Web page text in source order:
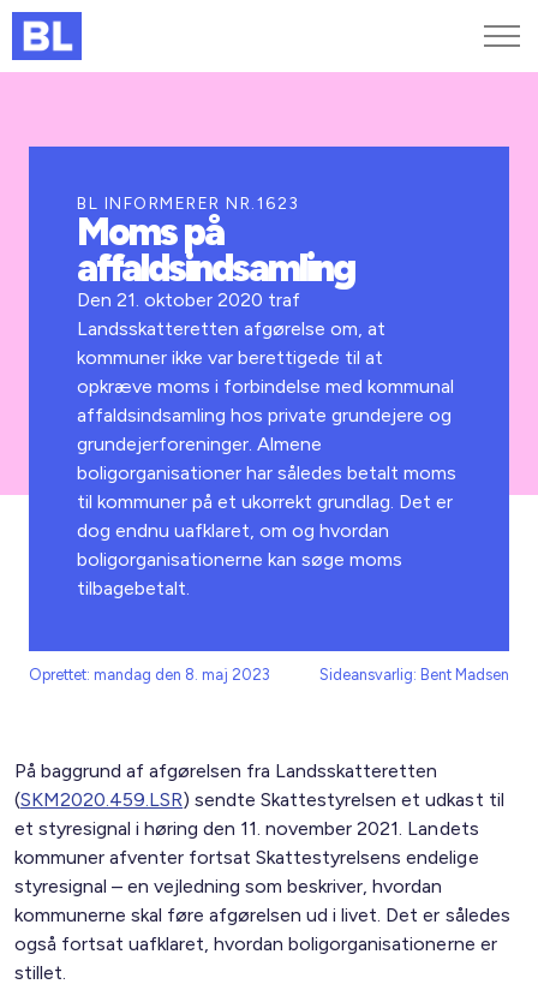
Kurser og arrangementer
Jobportalen
BL INFORMERER NR.1623
Moms på
affaldsindsamling
Den 21. oktober 2020 traf
Landsskatteretten afgørelse om, at
kommuner ikke var berettigede til at
opkræve moms i forbindelse med kommunal
affaldsindsamling hos private grundejere og
grundejerforeninger. Almene
boligorganisationer har således betalt moms
til kommuner på et ukorrekt grundlag. Det er
dog endnu uafklaret, om og hvordan
boligorganisationerne kan søge moms
tilbagebetalt.
Oprettet: mandag den 8. maj 2023 Sideansvarlig: Bent Madsen
På baggrund af afgørelsen fra Landsskatteretten
(SKM2020.459.LSR) sendte Skattestyrelsen et udkast til
et styresignal i høring den 11. november 2021. Landets
kommuner afventer fortsat Skattestyrelsens endelige
styresignal – en vejledning som beskriver, hvordan
kommunerne skal føre afgørelsen ud i livet. Det er således
også fortsat uafklaret, hvordan boligorganisationerne er
stillet.